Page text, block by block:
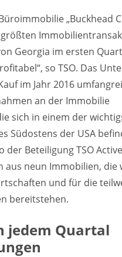
„Buckhead
Georgia im ersten
so TSO. Das
im Jahr 2016
an der Immobilie
sich in einem der
Südostens der USA
der Beteiligung TSO
aus neun Immobilien, die
und für die
bereitstehen.
jedem Quartal